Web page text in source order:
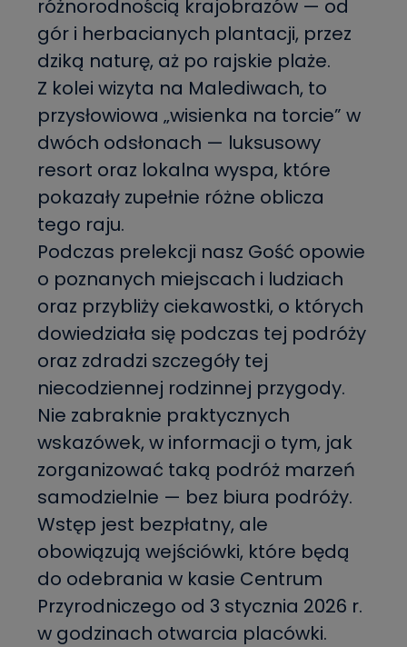
różnorodnością krajobrazów — od
gór i herbacianych plantacji, przez
dziką naturę, aż po rajskie plaże.
Z kolei wizyta na Malediwach, to
przysłowiowa „wisienka na torcie” w
dwóch odsłonach — luksusowy
resort oraz lokalna wyspa, które
pokazały zupełnie różne oblicza
tego raju.
Podczas prelekcji nasz Gość opowie
o poznanych miejscach i ludziach
oraz przybliży ciekawostki, o których
dowiedziała się podczas tej podróży
oraz zdradzi szczegóły tej
niecodziennej rodzinnej przygody.
Nie zabraknie praktycznych
wskazówek, w informacji o tym, jak
zorganizować taką podróż marzeń
samodzielnie — bez biura podróży.
Wstęp jest bezpłatny, ale
obowiązują wejściówki, które będą
do odebrania w kasie Centrum
Przyrodniczego od 3 stycznia 2026 r.
w godzinach otwarcia placówki.